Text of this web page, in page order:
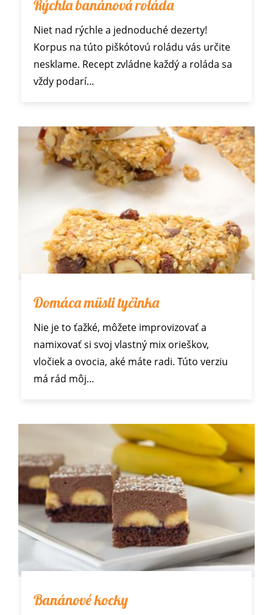
Rýchla banánová roláda
Niet nad rýchle a jednoduché dezerty!
Korpus na túto piškótovú roládu vás určite
nesklame. Recept zvládne každý a roláda sa
vždy podarí…
Domáca müsli tyčinka
Nie je to ťažké, môžete improvizovať a
namixovať si svoj vlastný mix orieškov,
vločiek a ovocia, aké máte radi. Túto verziu
má rád môj…
Banánové kocky